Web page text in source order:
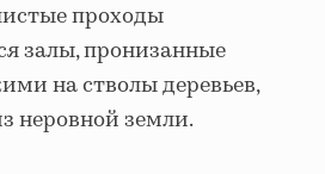
проходы
залы, пронизанные
на стволы деревьев,
неровной земли.